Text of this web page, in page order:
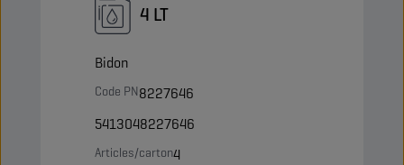
4 LT
Bidon
Code PN8227646
5413048227646
Articles/carton4